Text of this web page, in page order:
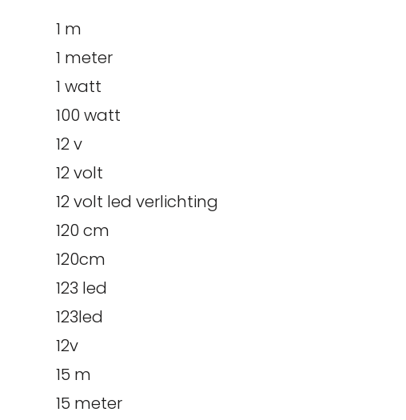
1 m
1 meter
1 watt
100 watt
12 v
12 volt
12 volt led verlichting
120 cm
120cm
123 led
123led
12v
15 m
15 meter